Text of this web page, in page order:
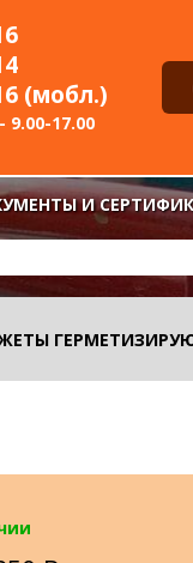
(мобл.)
17.00
И